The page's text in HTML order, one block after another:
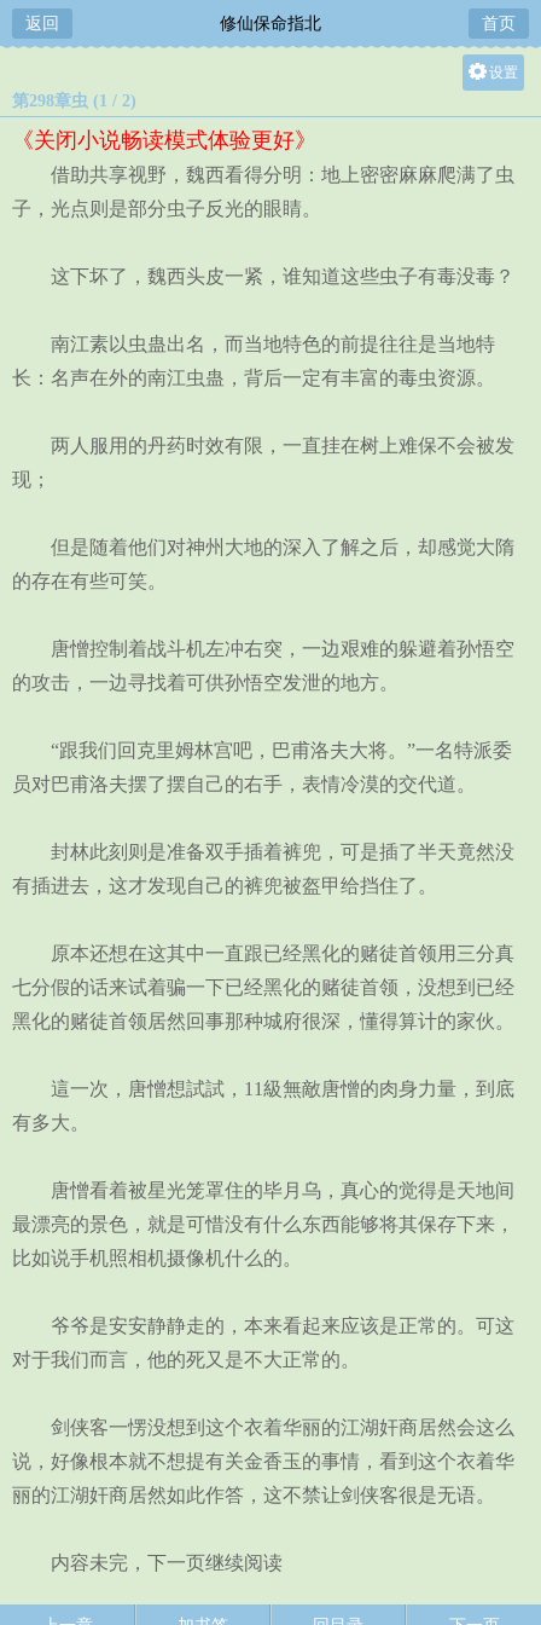
返回 修仙保命指北 首页
设置
中
第298章虫 (1 / 2)
《关闭小说畅读模式体验更好》
借助共享视野，魏西看得分明：地上密密麻麻爬满了虫
子，光点则是部分虫子反光的眼睛。
这下坏了，魏西头皮一紧，谁知道这些虫子有毒没毒？
南江素以虫蛊出名，而当地特色的前提往往是当地特
长：名声在外的南江虫蛊，背后一定有丰富的毒虫资源。
两人服用的丹药时效有限，一直挂在树上难保不会被发
现；
但是随着他们对神州大地的深入了解之后，却感觉大隋
的存在有些可笑。
唐憎控制着战斗机左冲右突，一边艰难的躲避着孙悟空
的攻击，一边寻找着可供孙悟空发泄的地方。
“跟我们回克里姆林宫吧，巴甫洛夫大将。”一名特派委
员对巴甫洛夫摆了摆自己的右手，表情冷漠的交代道。
封林此刻则是准备双手插着裤兜，可是插了半天竟然没
有插进去，这才发现自己的裤兜被盔甲给挡住了。
原本还想在这其中一直跟已经黑化的赌徒首领用三分真
七分假的话来试着骗一下已经黑化的赌徒首领，没想到已经
黑化的赌徒首领居然回事那种城府很深，懂得算计的家伙。
這一次，唐憎想試試，11級無敵唐憎的肉身力量，到底
有多大。
唐憎看着被星光笼罩住的毕月乌，真心的觉得是天地间
最漂亮的景色，就是可惜没有什么东西能够将其保存下来，
比如说手机照相机摄像机什么的。
爷爷是安安静静走的，本来看起来应该是正常的。可这
对于我们而言，他的死又是不大正常的。
剑侠客一愣没想到这个衣着华丽的江湖奸商居然会这么
说，好像根本就不想提有关金香玉的事情，看到这个衣着华
丽的江湖奸商居然如此作答，这不禁让剑侠客很是无语。
内容未完，下一页继续阅读